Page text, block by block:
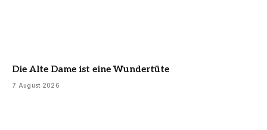
Die Alte Dame ist eine Wundertüte
7 August 2026